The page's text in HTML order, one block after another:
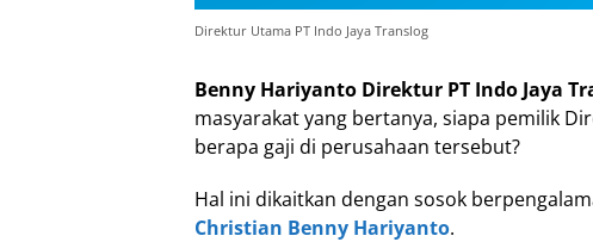
Direktur Utama PT Indo Jaya Translog
Benny Hariyanto Direktur PT Indo Jaya
masyarakat yang bertanya, siapa pemilik
berapa gaji di perusahaan tersebut?
Hal ini dikaitkan dengan sosok
Christian Benny Hariyanto.